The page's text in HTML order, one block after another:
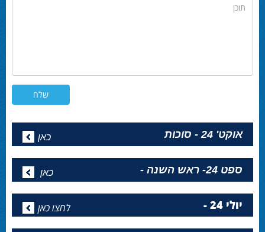
תוכן
אוקט' 24 - סוכות כאן
ספט 24- ראש השנה - כאן
יולי 24 - לחצו כאן